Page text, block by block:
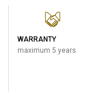
WARRANTY
maximum 5 years